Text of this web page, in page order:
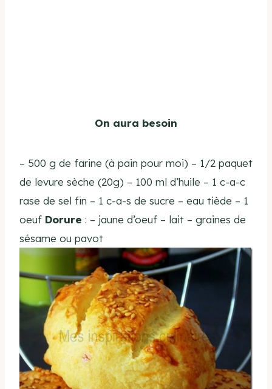
On aura besoin
– 500 g de farine (à pain pour moi) – 1/2 paquet
de levure sèche (20g) – 100 ml d’huile – 1 c-a-c
rase de sel fin – 1 c-a-s de sucre – eau tiède – 1
oeuf Dorure : – jaune d’oeuf – lait – graines de
sésame ou pavot